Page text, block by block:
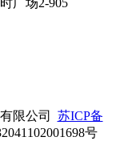
广场2-905
限公司 苏ICP备
号